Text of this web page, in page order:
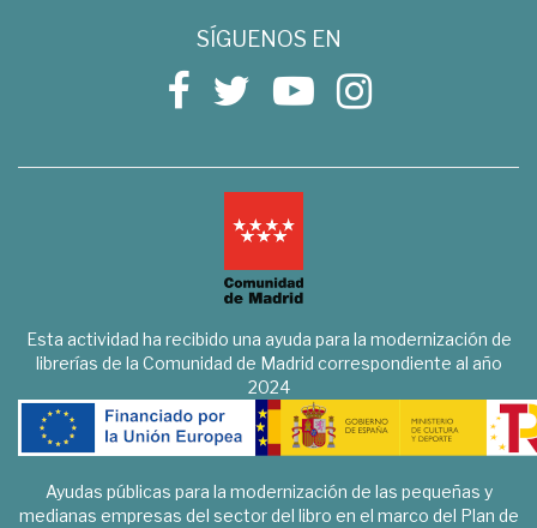
SÍGUENOS EN
Esta actividad ha recibido una ayuda para la modernización de
librerías de la Comunidad de Madrid correspondiente al año
2024
Ayudas públicas para la modernización de las pequeñas y
medianas empresas del sector del libro en el marco del Plan de